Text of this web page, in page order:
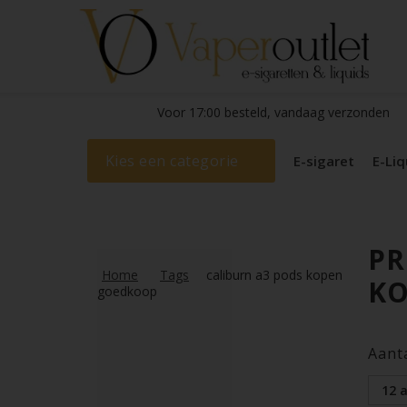
Voor 17:00 besteld, vandaag verzonden
Kies een categorie E-sigaret E-
Home Tags
caliburn a3 pods kopen
goedkoop